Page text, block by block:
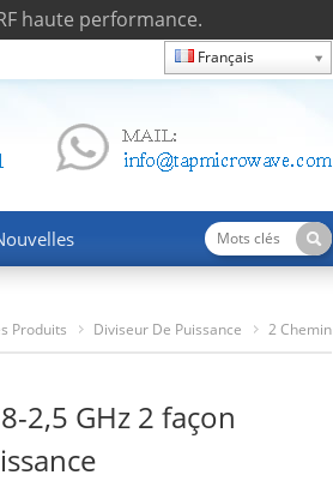
haute performance.
Français
Produits Diviseur De Puissance 2 Chemin
2,5 GHz 2 façon